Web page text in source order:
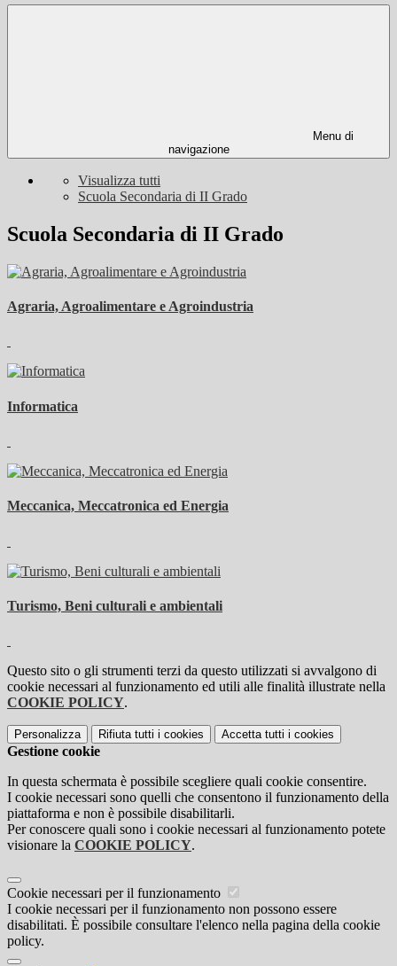
Menu di
navigazione
Visualizza tutti
Scuola Secondaria di II Grado
Scuola Secondaria di II Grado
Agraria, Agroalimentare e Agroindustria
Informatica
Meccanica, Meccatronica ed Energia
Turismo, Beni culturali e ambientali
Questo sito o gli strumenti terzi da questo utilizzati si avvalgono di
cookie necessari al funzionamento ed utili alle finalità illustrate nella
COOKIE POLICY.
Personalizza Rifiuta tutti i cookies Accetta tutti i cookies
Gestione cookie
In questa schermata è possibile scegliere quali cookie consentire.
I cookie necessari sono quelli che consentono il funzionamento della
piattaforma e non è possibile disabilitarli.
Per conoscere quali sono i cookie necessari al funzionamento potete
visionare la COOKIE POLICY.
Cookie necessari per il funzionamento
I cookie necessari per il funzionamento non possono essere
disabilitati. È possibile consultare l'elenco nella pagina della cookie
policy.